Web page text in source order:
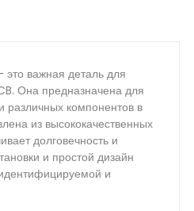
важная деталь для
Она предназначена для
различных компонентов в
из высококачественных
долговечность и
и простой дизайн
и